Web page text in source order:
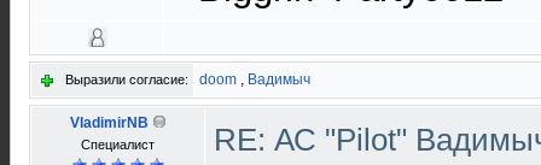
Выразили согласие: doom , Вадимыч
VladimirNB
Специалист
RE: АС "Pilot"